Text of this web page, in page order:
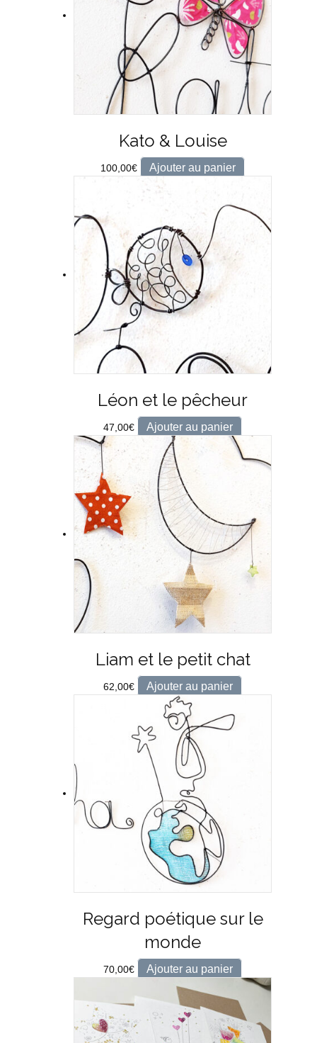
Kato & Louise
100,00€ Ajouter au panier
Léon et le pêcheur
47,00€ Ajouter au panier
Liam et le petit chat
62,00€ Ajouter au panier
Regard poétique sur le
monde
70,00€ Ajouter au panier